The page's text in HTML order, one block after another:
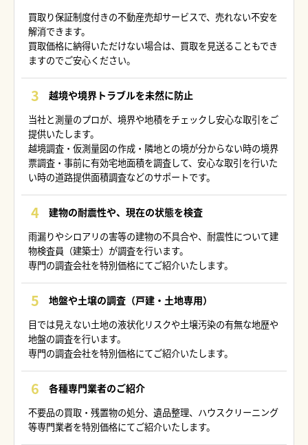
買取り保証制度付きの不動産売却サービスで、売れない不安を
解消できます。
買取価格に納得いただけない場合は、買取を見送ることもでき
ますのでご安心ください。
越境や境界トラブルを未然に防止
当社と測量のプロが、境界や地積をチェックし安心な取引をご
提供いたします。
越境調査・仮測量図の作成・隣地との境が分からない時の境界
票調査・事前に有効宅地面積を調査して、安心な取引を行いた
い時の道路提供面積調査などのサポートです。
建物の耐震性や、現在の状態を検査
雨漏りやシロアリの害等の建物の不具合や、耐震性について建
物検査員（建築士）が調査を行います。
専門の調査会社を特別価格にてご紹介いたします。
地盤や土壌の調査（戸建・土地専用）
目では見えない土地の液状化リスクや土壌汚染の有無な地歴や
地盤の調査を行います。
専門の調査会社を特別価格にてご紹介いたします。
各種専門業者のご紹介
不要品の買取・残置物の処分、遺品整理、ハウスクリーニング
等専門業者を特別価格にてご紹介いたします。